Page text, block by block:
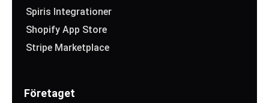
Spiris Integrationer
Shopify App Store
Stripe Marketplace
Företaget